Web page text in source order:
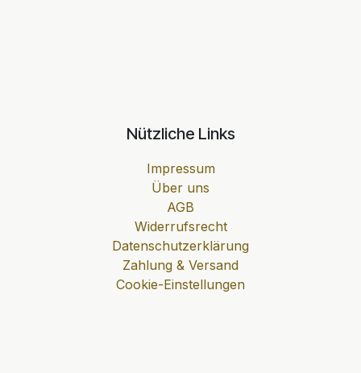
Nützliche Links
Impressum
Über uns
AGB
Widerrufsrecht
Datenschutzerklärung
Zahlung & Versand
Cookie-Einstellungen